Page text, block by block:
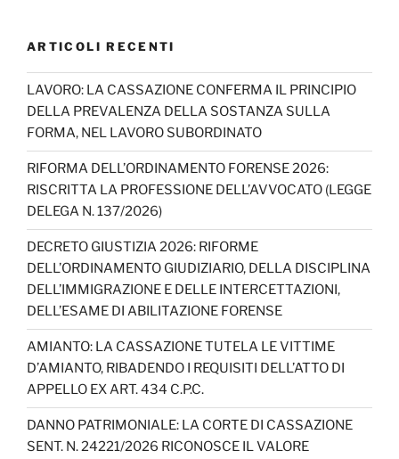
c
e
b
o
o
k
a
gr
a
m
T
o
k
k
e
dI
n
er
T
u
b
e
C
a
n
n
el
ARTICOLI RECENTI
LAVORO: LA CASSAZIONE CONFERMA IL PRINCIPIO
DELLA PREVALENZA DELLA SOSTANZA SULLA
FORMA, NEL LAVORO SUBORDINATO
RIFORMA DELL’ORDINAMENTO FORENSE 2026:
RISCRITTA LA PROFESSIONE DELL’AVVOCATO (LEGGE
DELEGA N. 137/2026)
DECRETO GIUSTIZIA 2026: RIFORME
DELL’ORDINAMENTO GIUDIZIARIO, DELLA DISCIPLINA
DELL’IMMIGRAZIONE E DELLE INTERCETTAZIONI,
DELL’ESAME DI ABILITAZIONE FORENSE
AMIANTO: LA CASSAZIONE TUTELA LE VITTIME
D’AMIANTO, RIBADENDO I REQUISITI DELL’ATTO DI
APPELLO EX ART. 434 C.P.C.
DANNO PATRIMONIALE: LA CORTE DI CASSAZIONE
SENT. N. 24221/2026 RICONOSCE IL VALORE